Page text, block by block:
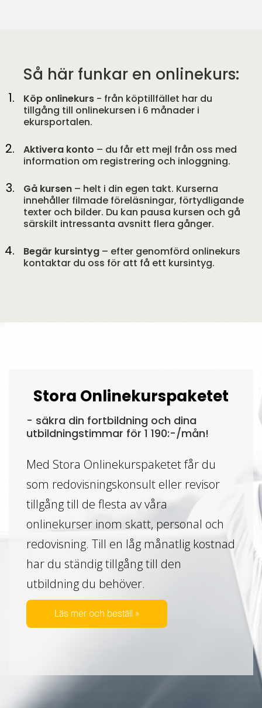
Så här funkar en onlinekurs:
Köp onlinekurs - från köptillfället har du
tillgång till onlinekursen i 6 månader i
ekursportalen.
Aktivera konto – du får ett mejl från oss med
information om registrering och inloggning.
Gå kursen – helt i din egen takt. Kurserna
innehåller filmade föreläsningar, förtydligande
texter och bilder. Du kan pausa kursen och gå
särskilt intressanta avsnitt flera gånger.
Begär kursintyg – efter genomförd onlinekurs
kontaktar du oss för att få ett kursintyg.
Stora Onlinekurspaketet
- säkra din fortbildning och dina
utbildningstimmar för 1 190:-/mån!
Med Stora Onlinekurspaketet får du
som redovisningskonsult eller revisor
tillgång till de flesta av våra
onlinekurser inom skatt, personal och
redovisning. Till en låg månatlig kostnad
har du ständig tillgång till den
utbildning du behöver.
Läs mer och beställ »